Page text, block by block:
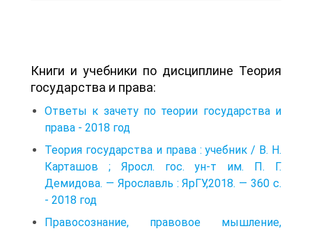
Книги и учебники по дисциплине Теория
государства и права:
Ответы к зачету по теории государства и
права - 2018 год
Теория государства и права : учебник / В. Н.
Карташов ; Яросл. гос. ун-т им. П. Г.
Демидова. — Ярославль : ЯрГУ,2018. — 360 с.
- 2018 год
Правосознание, правовое мышление,